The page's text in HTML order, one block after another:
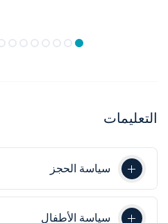
التعليمات
سياسة الحجز
سياسة الأطفال